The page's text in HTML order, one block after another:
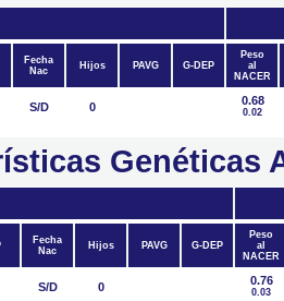
Fecha
Nac
Hijos PAVG G-DEP
Peso
al
NACER
S/D 0 0.68
0.02
Genéticas
Fecha
Nac
Hijos PAVG G-DEP
Peso
al
NACER
S/D 0 0.76
0.03